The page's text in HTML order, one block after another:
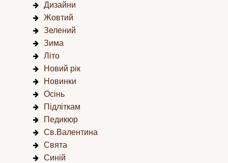
Дизайни
Жовтий
Зелений
Зима
Літо
Новий рік
Новинки
Осінь
Підліткам
Педикюр
Св.Валентина
Свята
Синій